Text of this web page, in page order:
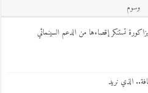
وسوم
بزاكورة تستنكر إقصاءها من الدعم السينمائي
الذي نريد